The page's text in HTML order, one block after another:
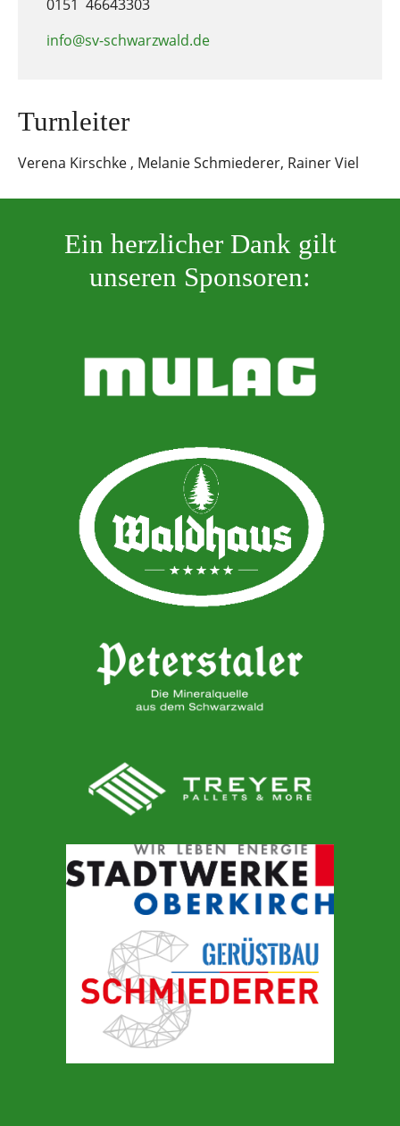
0151 46643303
info@sv-schwarzwald.de
Turnleiter
Verena Kirschke , Melanie Schmiederer, Rainer Viel
Ein herzlicher Dank gilt
unseren Sponsoren: